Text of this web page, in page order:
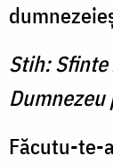
Stih:
Făcutu-te-